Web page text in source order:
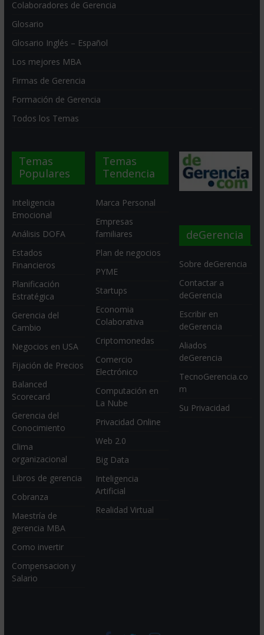
Colaboradores de Gerencia
Glosario
Glosario Inglés – Español
Los mejores MBA
Firmas de Gerencia
Formación de Gerencia
Todos los Temas
Temas
Populares
Inteligencia
Emocional
Análisis DOFA
Estados
Financieros
Planificación
Estratégica
Gerencia del
Cambio
Negocios en USA
Fijación de Precios
Balanced
Scorecard
Gerencia del
Conocimiento
Clima
organizacional
Libros de gerencia
Cobranza
Maestría de
gerencia MBA
Como invertir
Compensacion y
Salario
Temas
Tendencia
Marca Personal
Empresas
familiares
Plan de negocios
PYME
Startups
Economia
Colaborativa
Criptomonedas
Comercio
Electrónico
Computación en
La Nube
Privacidad Online
Web 2.0
Big Data
Inteligencia
Artificial
Realidad Virtual
deGerencia
Sobre deGerencia
Contactar a
deGerencia
Escribir en
deGerencia
Aliados
deGerencia
TecnoGerencia.co
m
Su Privacidad